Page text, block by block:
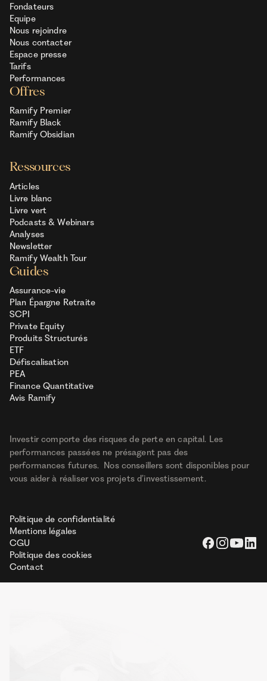
Fondateurs
Equipe
Nous rejoindre
Nous contacter
Espace presse
Tarifs
Performances
Offres
Ramify Premier
Ramify Black
Ramify Obsidian
Ressources
Articles
Livre blanc
Livre vert
Podcasts & Webinars
Analyses
Newsletter
Ramify Wealth Tour
Guides
Assurance-vie
Plan Épargne Retraite
SCPI
Private Equity
Produits Structurés
ETF
Défiscalisation
PEA
Finance Quantitative
Avis Ramify
Investir comporte des risques de perte en capital. Les
performances passées ne présagent pas des
performances futures. Nos conseillers sont disponibles pour
vous aider à réaliser vos projets d’investissement.
Politique de confidentialité
Mentions légales
CGU
Politique des cookies
Contact